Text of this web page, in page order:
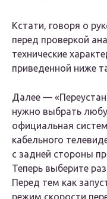
Кстати, говоря о
перед проверкой
технические
приведенной ниже
Далее —
нужно выбрать
официальная
кабельного
с задней стороны
Теперь выберите
Перед тем как